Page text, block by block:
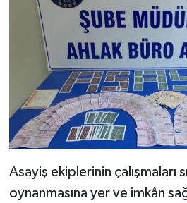
Asayiş ekiplerinin çalışmaları
oynanmasına yer ve imkân